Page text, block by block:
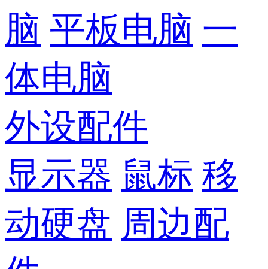
脑 平板电脑 一
体电脑
外设配件
显示器 鼠标 移
动硬盘 周边配